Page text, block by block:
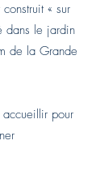
« sur
dans le jardin
de la Grande
accueillir pour